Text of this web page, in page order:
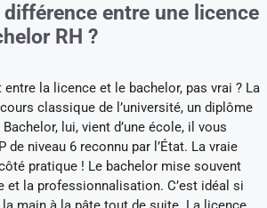
entre une licence
RH ?
entre la licence et le bachelor, pas vrai ? La
classique de l’université, un diplôme
Bachelor, lui, vient d’une école, il vous
de niveau 6 reconnu par l’État. La vraie
pratique ! Le bachelor mise souvent
et la professionnalisation. C’est idéal si